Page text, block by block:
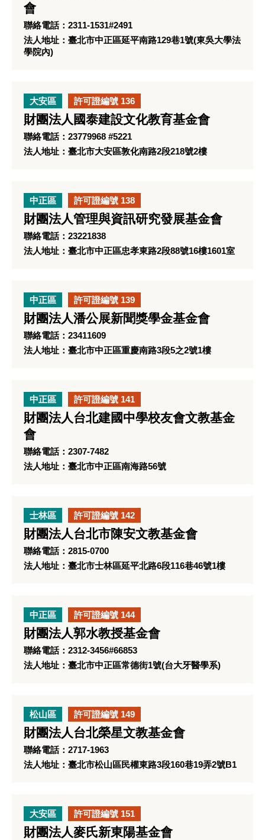
會
聯絡電話：2311-1531#2491
法人地址：臺北市中正區延平南路129巷1號(東吳大學法
學院內)
大安區 許可證編號 136
財團法人國泰建設文化教育基金會
聯絡電話：23779968 #5221
法人地址：臺北市大安區敦化南路2段218號2樓
中正區 許可證編號 138
財團法人管理與資訊研究發展基金會
聯絡電話：23221838
法人地址：臺北市中正區忠孝東路2段88號16樓1601室
中正區 許可證編號 139
財團法人潘公展新聞獎學金基金會
聯絡電話：23411609
法人地址：臺北市中正區重慶南路3段5之2號1樓
中正區 許可證編號 141
財團法人台北建國中學校友會文教基金
會
聯絡電話：2307-7482
法人地址：臺北市中正區南海路56號
士林區 許可證編號 142
財團法人台北市陳安文教基金會
聯絡電話：2815-0700
法人地址：臺北市士林區延平北路6段116巷46號1樓
中正區 許可證編號 144
財團法人郭水教授基金會
聯絡電話：2312-3456#66853
法人地址：臺北市中正區常德街1號(台大牙醫學系)
松山區 許可證編號 149
財團法人台北榮星文教基金會
聯絡電話：2717-1963
法人地址：臺北市松山區民權東路3段160巷19弄2號B1
大安區 許可證編號 151
財團法人麥氏新東陽基金會